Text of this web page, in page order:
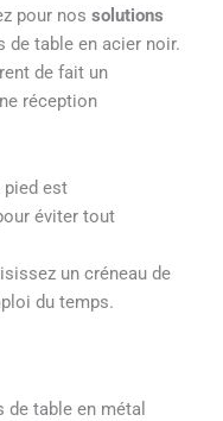
pour nos solutions
de table en acier noir.
de fait un
réception
est
éviter tout
un créneau de
du temps.
de table en métal